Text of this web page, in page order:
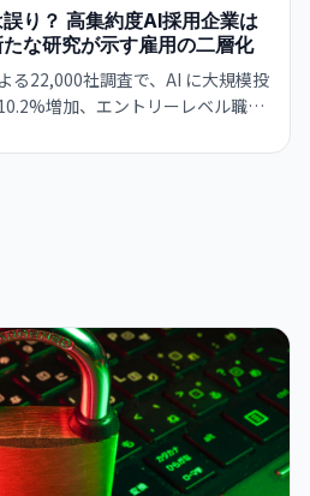
誤り？ 高集約度AI採用企業は
な研究が示す雇用の二層化
22,000社調査で、AI に大規模投
増加、エントリーレベル職採
企業に集中する傾向も。